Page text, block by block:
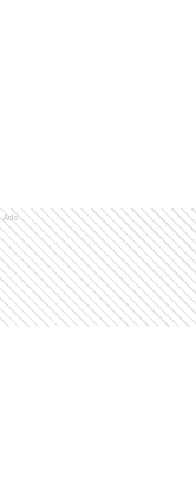
Ads